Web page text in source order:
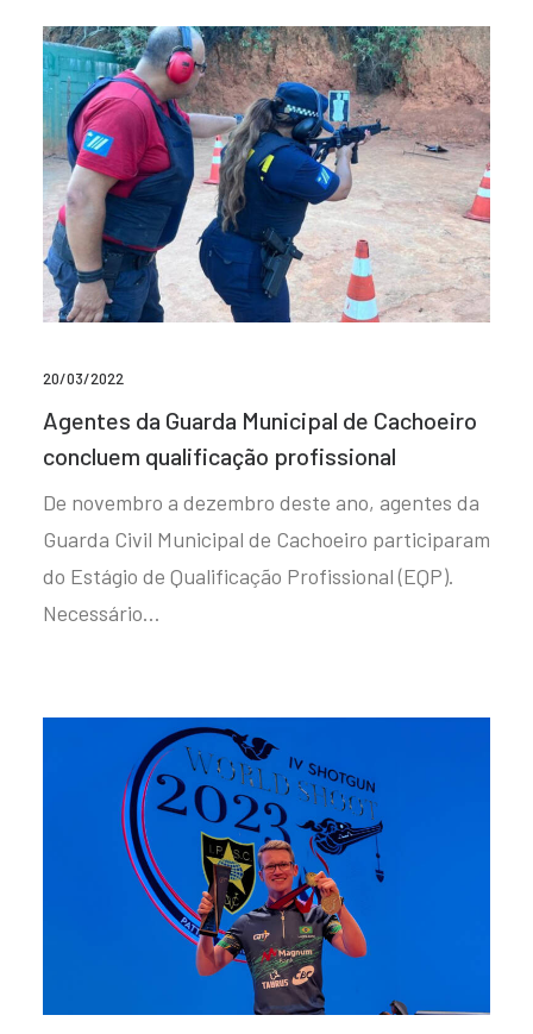
20/03/2022
Agentes da Guarda Municipal de Cachoeiro
concluem qualificação profissional
De novembro a dezembro deste ano, agentes da
Guarda Civil Municipal de Cachoeiro participaram
do Estágio de Qualificação Profissional (EQP).
Necessário…